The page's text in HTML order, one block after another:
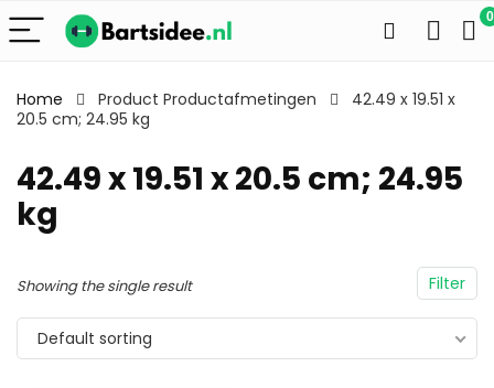
0
Home Product Productafmetingen
42.49 x 19.51 x
20.5 cm; 24.95 kg
42.49 x 19.51 x 20.5 cm; 24.95
kg
Filter
Showing the single result
Default sorting